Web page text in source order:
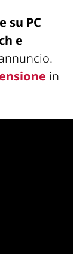
su PC
e
in